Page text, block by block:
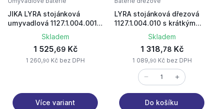
JIKA LYRA stojánková
umyvadlová 1127.1.004.001 s
výpustí chrom
Skladem
1 525,69 Kč
1 260,90 Kč bez DPH
Více variant
LYRA stojánková dřezová
1127.1.004.010 s krátkým
výtokem chrom
Skladem
1 318,78 Kč
1 089,90 Kč bez DPH
Do košíku